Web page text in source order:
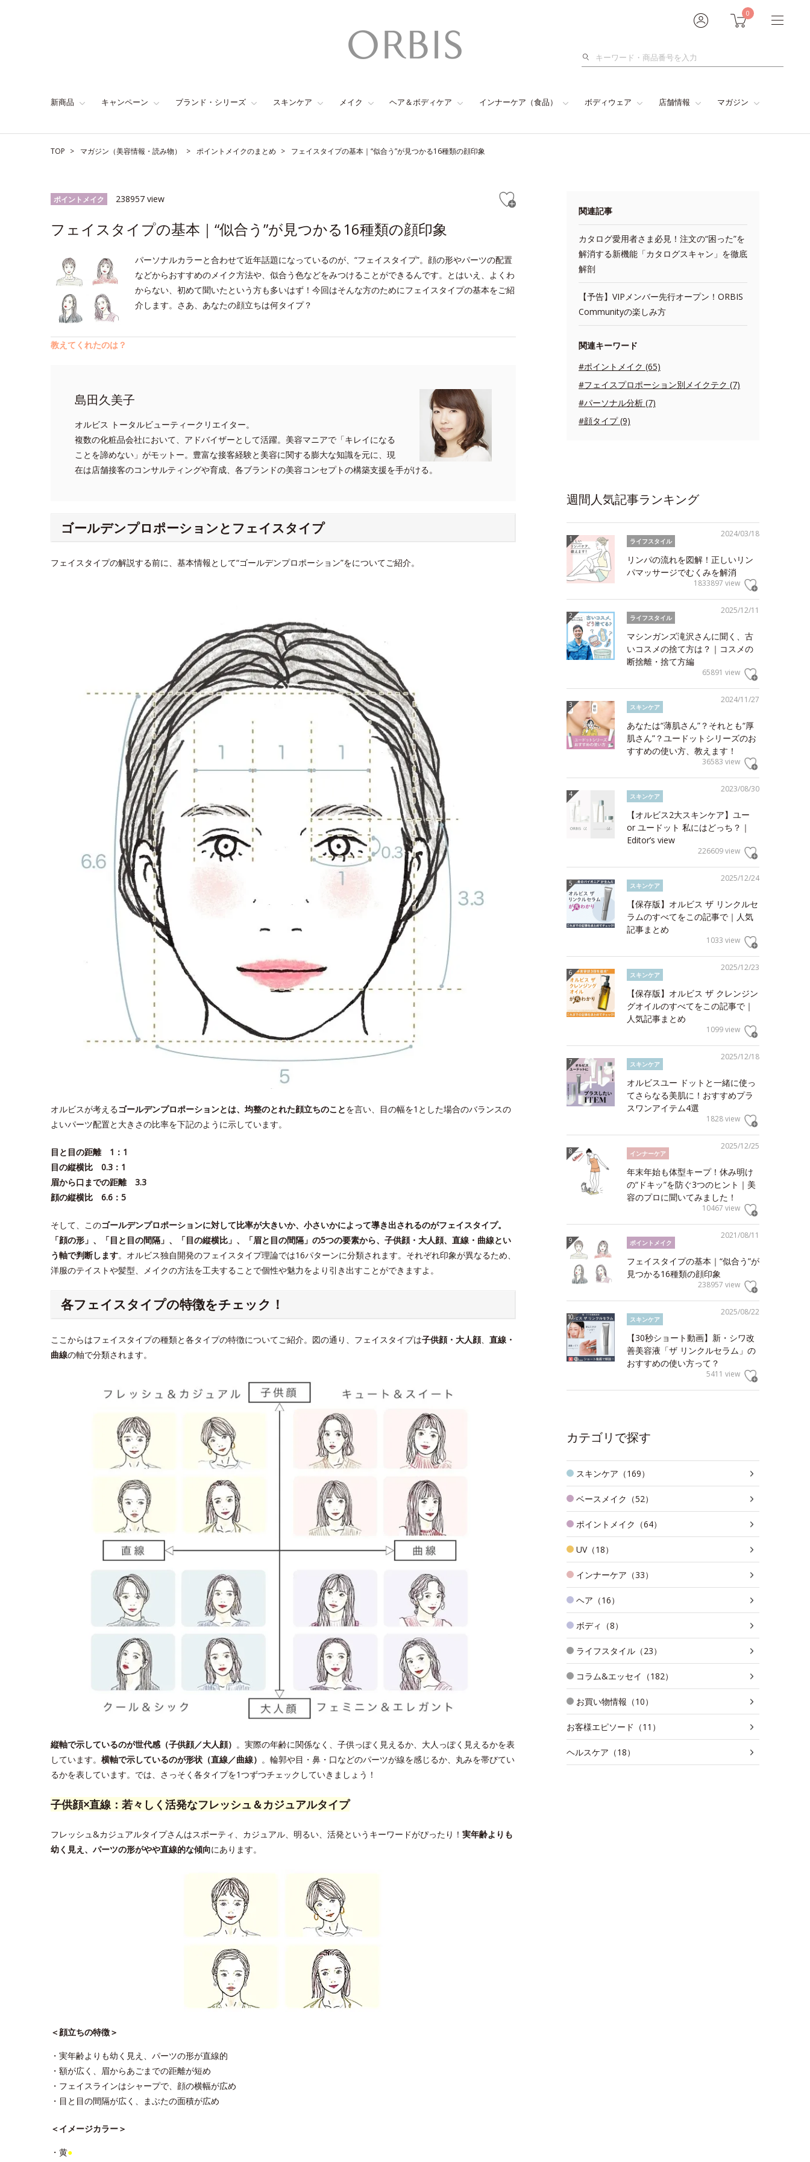
0
検
新商品 キャンペーン ブランド・シリーズ スキンケア メイク ヘア＆ボディケア インナーケア（食品） ボディウェア 店舗情報 マガジン
TOP マガジン（美容情報・読み物） ポイントメイクのまとめ フェイスタイプの基本｜“似合う”が見つかる16種類の顔印象
ポイントメイク 238957 view
フェイスタイプの基本｜“似合う”が見つかる16種類の顔印象
パーソナルカラーと合わせて近年話題になっているのが、“フェイスタイプ”。顔の形やパーツの配置
などからおすすめのメイク方法や、似合う色などをみつけることができるんです。とはいえ、よくわ
からない、初めて聞いたという方も多いはず！今回はそんな方のためにフェイスタイプの基本をご紹
介します。さあ、あなたの顔立ちは何タイプ？
教えてくれたのは？
島田久美子
オルビス トータルビューティークリエイター。
複数の化粧品会社において、アドバイザーとして活躍。美容マニアで「キレイになる
ことを諦めない」がモットー。豊富な接客経験と美容に関する膨大な知識を元に、現
在は店舗接客のコンサルティングや育成、各ブランドの美容コンセプトの構築支援を手がける。
ゴールデンプロポーションとフェイスタイプ
フェイスタイプの解説する前に、基本情報として“ゴールデンプロポーション”をについてご紹介。
オルビスが考えるゴールデンプロポーションとは、均整のとれた顔立ちのことを言い、目の幅を1とした場合のバランスの
よいパーツ配置と大きさの比率を下記のように示しています。
目と目の距離 1：1
目の縦横比 0.3：1
眉から口までの距離 3.3
顔の縦横比 6.6：5
そして、このゴールデンプロポーションに対して比率が大きいか、小さいかによって導き出されるのがフェイスタイプ。
「顔の形」、「目と目の間隔」、「目の縦横比」、「眉と目の間隔」の5つの要素から、子供顔・大人顔、直線・曲線とい
う軸で判断します。オルビス独自開発のフェイスタイプ理論では16パターンに分類されます。それぞれ印象が異なるため、
洋服のテイストや髪型、メイクの方法を工夫することで個性や魅力をより引き出すことができますよ。
各フェイスタイプの特徴をチェック！
ここからはフェイスタイプの種類と各タイプの特徴についてご紹介。図の通り、フェイスタイプは子供顔・大人顔、 直線・
曲線の軸で分類されます。
縦軸で示しているのが世代感（子供顔／大人顔） 。実際の年齢に関係なく、子供っぽく見えるか、大人っぽく見えるかを表
しています。 横軸で示しているのが形状（直線／曲線） 。輪郭や目・鼻・口などのパーツが線を感じるか、丸みを帯びてい
るかを表しています。では、さっそく各タイプを1つずつチェックしていきましょう！
子供顔×直線：若々しく活発なフレッシュ＆カジュアルタイプ
フレッシュ&カジュアルタイプさんはスポーティ、カジュアル、明るい、活発というキーワードがぴったり！ 実年齢よりも
幼く見え、パーツの形がやや直線的な傾向にあります。
＜顔立ちの特徴＞
・実年齢よりも幼く見え、パーツの形が直線的
・額が広く、眉からあごまでの距離が短め
・フェイスラインはシャープで、顔の横幅が広め
・目と目の間隔が広く、まぶたの面積が広め
＜イメージカラー＞
・黄●
関連記事
カタログ愛用者さま必見！注文の“困った”を
解消する新機能「カタログスキャン」を徹底
解剖
【予告】VIPメンバー先行オープン！ORBIS
Communityの楽しみ方
関連キーワード
#ポイントメイク (65)
#フェイスプロポーション別メイクテク (7)
#パーソナル分析 (7)
#顔タイプ (9)
週間人気記事ランキング
2024/03/18
ライフスタイル
リンパの流れを図解！正しいリン
パマッサージでむくみを解消
1833897 view
2025/12/11
ライフスタイル
マシンガンズ滝沢さんに聞く、古
いコスメの捨て方は？｜コスメの
断捨離・捨て方編
65891 view
2024/11/27
スキンケア
あなたは“薄肌さん”？それとも“厚
肌さん”？ユードットシリーズのお
すすめの使い方、教えます！
36583 view
2023/08/30
スキンケア
【オルビス2大スキンケア】ユー
or ユードット 私にはどっち？｜
Editor’s view
226609 view
2025/12/24
スキンケア
【保存版】オルビス ザ リンクルセ
ラムのすべてをこの記事で｜人気
記事まとめ
1033 view
2025/12/23
スキンケア
【保存版】オルビス ザ クレンジン
グオイルのすべてをこの記事で｜
人気記事まとめ
1099 view
2025/12/18
スキンケア
オルビスユー ドットと一緒に使っ
てさらなる美肌に！おすすめプラ
スワンアイテム4選
1828 view
2025/12/25
インナーケア
年末年始も体型キープ！休み明け
の“ドキッ”を防ぐ3つのヒント｜美
容のプロに聞いてみました！
10467 view
2021/08/11
ポイントメイク
フェイスタイプの基本｜“似合う”が
見つかる16種類の顔印象
238957 view
2025/08/22
スキンケア
【30秒ショート動画】新・シワ改
善美容液「ザ リンクルセラム」の
おすすめの使い方って？
5411 view
カテゴリで探す
スキンケア（169）
ベースメイク（52）
ポイントメイク（64）
UV（18）
インナーケア（33）
ヘア（16）
ボディ（8）
ライフスタイル（23）
コラム&エッセイ（182）
お買い物情報（10）
お客様エピソード（11）
ヘルスケア（18）